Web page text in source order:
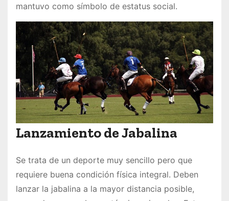
mantuvo como símbolo de estatus social.
Lanzamiento de Jabalina
Se trata de un deporte muy sencillo pero que
requiere buena condición física integral. Deben
lanzar la jabalina a la mayor distancia posible,